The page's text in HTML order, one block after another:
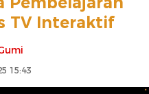
TV Interaktif
15:43